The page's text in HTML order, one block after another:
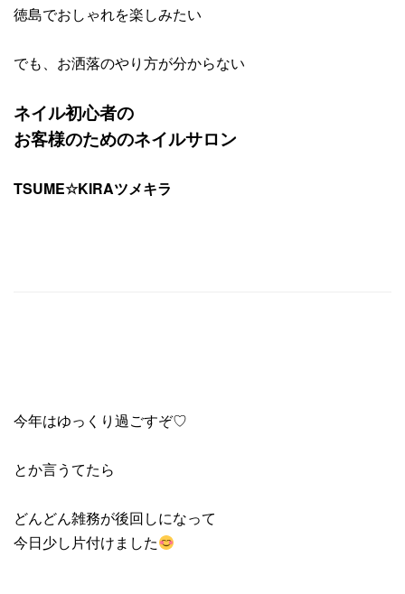
徳島でおしゃれを楽しみたい
でも、お洒落のやり方が分からない
ネイル初心者の
お客様のためのネイルサロン
TSUME☆KIRAツメキラ
今年はゆっくり過ごすぞ♡
とか言うてたら
どんどん雑務が後回しになって
今日少し片付けました